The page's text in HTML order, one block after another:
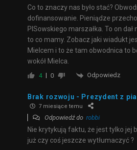
Co to znaczy nas było stać?
dofinansowanie. Pieniądze
PISowskiego marszałka. To on
to co mamy. Zobacz jaki wiadukt
Mielcem i to że tam obwodnica to
wokół Mielca.
4 0 Odpowiedz
Brak rozwoju - Prezydent z
7 miesiące temu
Odpowiedź do robbi
Nie krytykują faktu, że jest tylko jej
już czy coś jeszcze wytłumaczyć ?